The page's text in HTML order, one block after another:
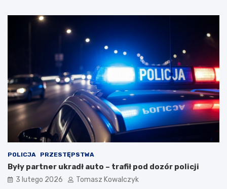
POLICJA PRZESTĘPSTWA
Były partner ukradł auto – trafił pod dozór policji
3 lutego 2026 Tomasz Kowalczyk